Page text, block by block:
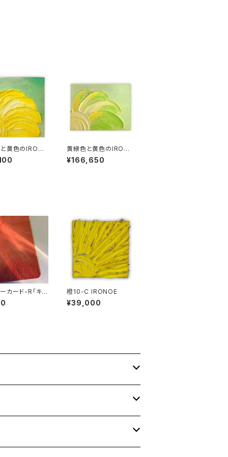
黄色のIRONO
黄緑色と黄色のIRONO
E-B
¥166,650
カード-R「キャ
ードサイズ」
橙10-C IRONOE
¥39,000